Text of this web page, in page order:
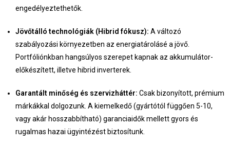
engedélyeztethetők.
Jövőtálló technológiák (Hibrid fókusz): A változó
szabályozási környezetben az energiatárolásé a jövő.
Portfóliónkban hangsúlyos szerepet kapnak az akkumulátor-
előkészített, illetve hibrid inverterek.
Garantált minőség és szervizháttér: Csak bizonyított, prémium
márkákkal dolgozunk. A kiemelkedő (gyártótól függően 5-10,
vagy akár hosszabbítható) garanciaidők mellett gyors és
rugalmas hazai ügyintézést biztosítunk.